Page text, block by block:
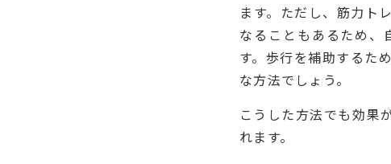
ます。ただし、筋力ト
なることもあるため、
す。歩行を補助するた
な方法でしょう。
こうした方法でも効果
れます。